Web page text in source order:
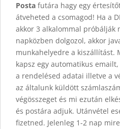
Posta futára hagy egy
átveheted a csomagod! Ha a
akkor 3 alkalommal próbálják
napközben dolgozol, akkor
munkahelyedre a kiszállítást.
kapsz egy automatikus
a rendelésed adatai illetve a
az általunk küldött
végösszeget és mi ezután
és postára adjuk. Utánvétel
fizetned. Jelenleg 1-2 nap